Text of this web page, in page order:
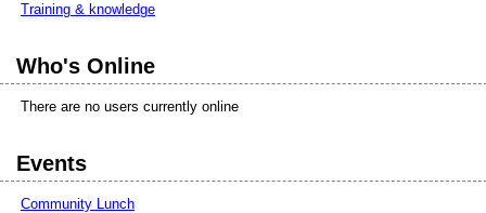
Training & knowledge
Who's Online
There are no users currently online
Events
Community Lunch